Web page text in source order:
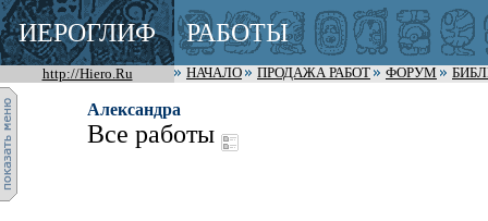
ИЕРОГЛИФ РАБОТЫ
http://Hiero.Ru НАЧАЛО ПРОДАЖА РАБОТ ФОРУМ
Александра
Все работы